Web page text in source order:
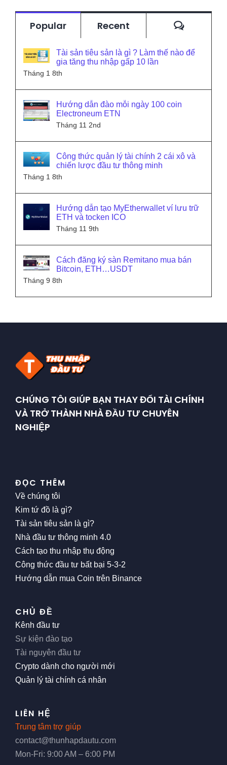
Popular Recent
Tài sản tiêu sản là gì ? Làm thế nào để
gia tăng thu nhập gấp 10 lần
Tháng 1 8th
Hướng dẫn đào mỗi ngày 100 coin
Electroneum ETN
Tháng 11 2nd
Công thức quản lý tài chính 2 cái xô và
chiến lược đầu tư thông minh
Tháng 1 8th
Hướng dẫn tạo MyEtherwallet ví lưu trữ
ETH và tocken ICO
Tháng 11 9th
Cách đăng ký sàn Remitano mua bán
Bitcoin, ETH…USDT
Tháng 9 8th
CHÚNG TÔI GIÚP BẠN THAY ĐỔI TÀI CHÍNH
VÀ TRỞ THÀNH NHÀ ĐẦU TƯ CHUYÊN
NGHIỆP
ĐỌC THÊM
Về chúng tôi
Kim tứ đồ là gì?
Tài sản tiêu sản là gì?
Nhà đầu tư thông minh 4.0
Cách tạo thu nhập thụ động
Công thức đầu tư bất bại 5-3-2
Hướng dẫn mua Coin trên Binance
CHỦ ĐỀ
Kênh đầu tư
Sự kiện đào tạo
Tài nguyên đầu tư
Crypto dành cho người mới
Quản lý tài chính cá nhân
LIÊN HỆ
Trung tâm trợ giúp
contact@thunhapdautu.com
Mon-Fri: 9:00 AM – 6:00 PM